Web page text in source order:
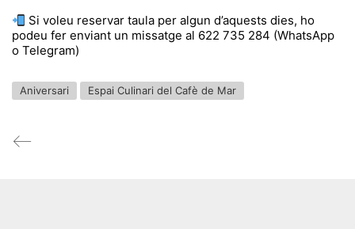
Si voleu reservar taula per algun d’aquests dies, ho
podeu fer enviant un missatge al 622 735 284 (WhatsApp
o Telegram)
Aniversari Espai Culinari del Cafè de Mar